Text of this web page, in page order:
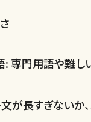
専門用語や難し
が長すぎないか